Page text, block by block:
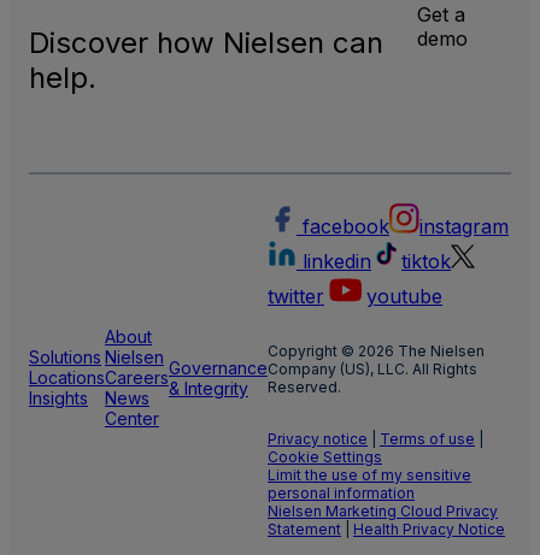
Discover how Nielsen can
help.
Get a
demo
Solutions
Locations
Insights
About
Nielsen
Careers
News
Center
Governance
& Integrity
facebook
instagram
linkedin
tiktok
twitter
youtube
Copyright © 2026 The Nielsen
Company (US), LLC. All Rights
Reserved.
Privacy notice Terms of use
Cookie Settings
Limit the use of my sensitive
personal information
Nielsen Marketing Cloud Privacy
Statement
Health Privacy Notice